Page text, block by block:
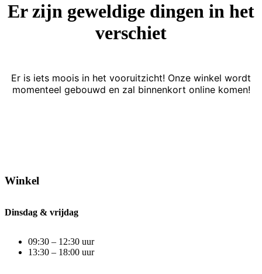
Er zijn geweldige dingen in het
verschiet
Er is iets moois in het vooruitzicht! Onze winkel wordt
momenteel gebouwd en zal binnenkort online komen!
Winkel
Dinsdag & vrijdag
09:30 – 12:30 uur
13:30 – 18:00 uur